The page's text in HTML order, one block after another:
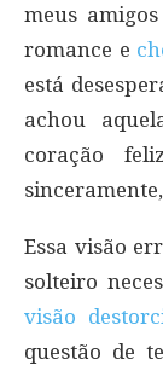
meus
romance e
está
achou
coração
Essa visão
solteiro
visão
questão de